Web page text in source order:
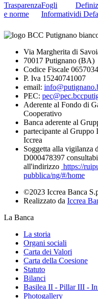
Trasparenza
e norme
Fogli
Informatividi
Via Margherita di
70017 Putignano (BA)
Codice Fiscale
P. Iva 15240741007
email:
PEC:
Aderente al Fondo di
Cooperativo
Banca aderente al
partecipante al
Iccrea
Soggetta alla
D000478397
all'indirizzo https://
pubblica/ng/#/home
©2023 Iccrea Banca
Realizzato da Iccrea
La Banca
La storia
Organi sociali
Carta dei Valori
Carta della Coesione
Statuto
Bilanci
Basilea II - Pillar III -
Photogallery